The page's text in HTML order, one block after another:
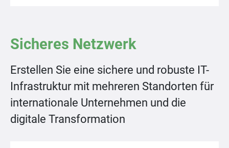
Sicheres Netzwerk
Erstellen Sie eine sichere und robuste IT-
Infrastruktur mit mehreren Standorten für
internationale Unternehmen und die
digitale Transformation